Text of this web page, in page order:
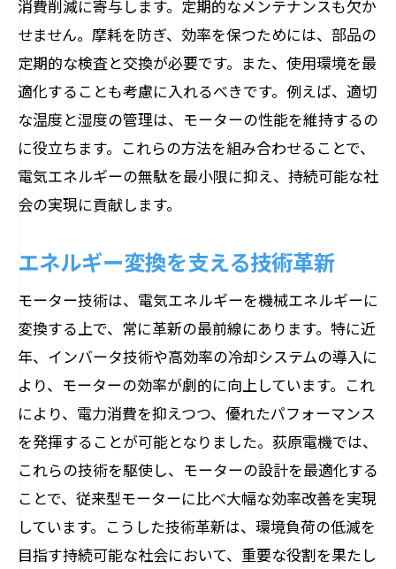
消費削減に寄与します。定期的なメンテナンスも欠か
せません。摩耗を防ぎ、効率を保つためには、部品の
定期的な検査と交換が必要です。また、使用環境を最
適化することも考慮に入れるべきです。例えば、適切
な温度と湿度の管理は、モーターの性能を維持するの
に役立ちます。これらの方法を組み合わせることで、
電気エネルギーの無駄を最小限に抑え、持続可能な社
会の実現に貢献します。
エネルギー変換を支える技術革新
モーター技術は、電気エネルギーを機械エネルギーに
変換する上で、常に革新の最前線にあります。特に近
年、インバータ技術や高効率の冷却システムの導入に
より、モーターの効率が劇的に向上しています。これ
により、電力消費を抑えつつ、優れたパフォーマンス
を発揮することが可能となりました。荻原電機では、
これらの技術を駆使し、モーターの設計を最適化する
ことで、従来型モーターに比べ大幅な効率改善を実現
しています。こうした技術革新は、環境負荷の低減を
目指す持続可能な社会において、重要な役割を果たし